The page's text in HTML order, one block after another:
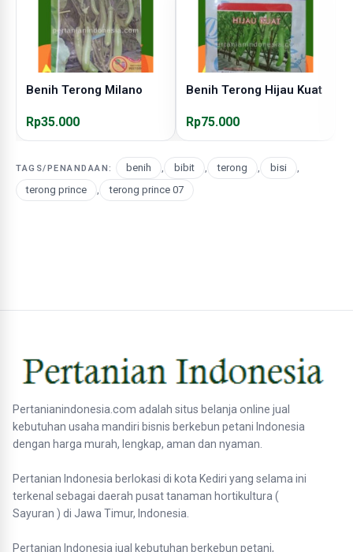
Benih Terong Milano
Rp35.000
Benih Terong Hijau Kuat
Rp75.000
TAGS/PENANDAAN: benih , bibit , terong , bisi
,
terong prince
, terong prince 07
Pertanianindonesia.com adalah situs belanja online jual
kebutuhan usaha mandiri bisnis berkebun petani Indonesia
dengan harga murah, lengkap, aman dan nyaman.
Pertanian Indonesia berlokasi di kota Kediri yang selama ini
terkenal sebagai daerah pusat tanaman hortikultura (
Sayuran ) di Jawa Timur, Indonesia.
Pertanian Indonesia jual kebutuhan berkebun petani,